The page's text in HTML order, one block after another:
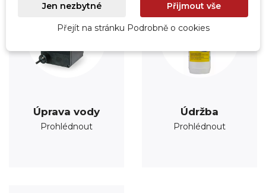
Úprava vody
Prohlédnout
Údržba
Prohlédnout
Jen nezbytné Přijmout vše
Přejít na stránku Podrobně o cookies